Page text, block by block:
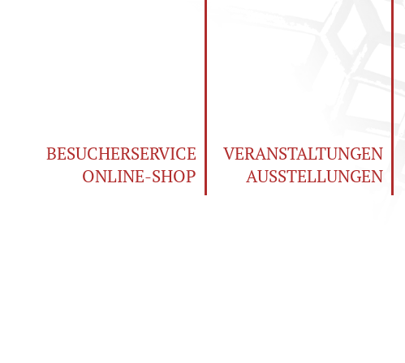
BESUCHERSERVICE
ONLINE-SHOP
VERANSTALTUNGEN
AUSSTELLUNGEN